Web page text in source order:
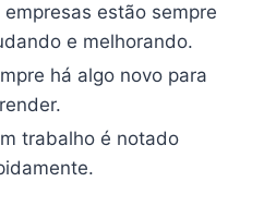
empresas estão sempre
e melhorando.
há algo novo para
trabalho é notado